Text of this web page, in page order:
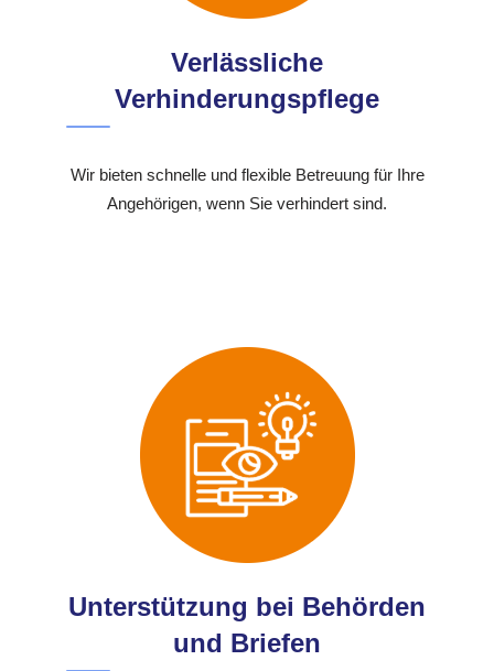
Verlässliche
Verhinderungspflege
Wir bieten schnelle und flexible Betreuung für Ihre
Angehörigen, wenn Sie verhindert sind.
Unterstützung bei Behörden
und Briefen